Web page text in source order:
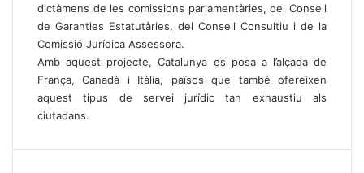
dictàmens de les comissions parlamentàries, del Consell
de Garanties Estatutàries, del Consell Consultiu i de la
Comissió Jurídica Assessora.
Amb aquest projecte, Catalunya es posa a l’alçada de
França, Canadà i Itàlia, països que també ofereixen
aquest tipus de servei jurídic tan exhaustiu als
ciutadans.